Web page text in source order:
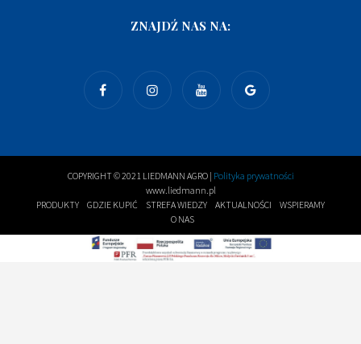
ZNAJDŹ NAS NA:
COPYRIGHT © 2021 LIEDMANN AGRO | Polityka prywatności
www.liedmann.pl
PRODUKTY
GDZIE KUPIĆ STREFA WIEDZY AKTUALNOŚCI
WSPIERAMY
O NAS